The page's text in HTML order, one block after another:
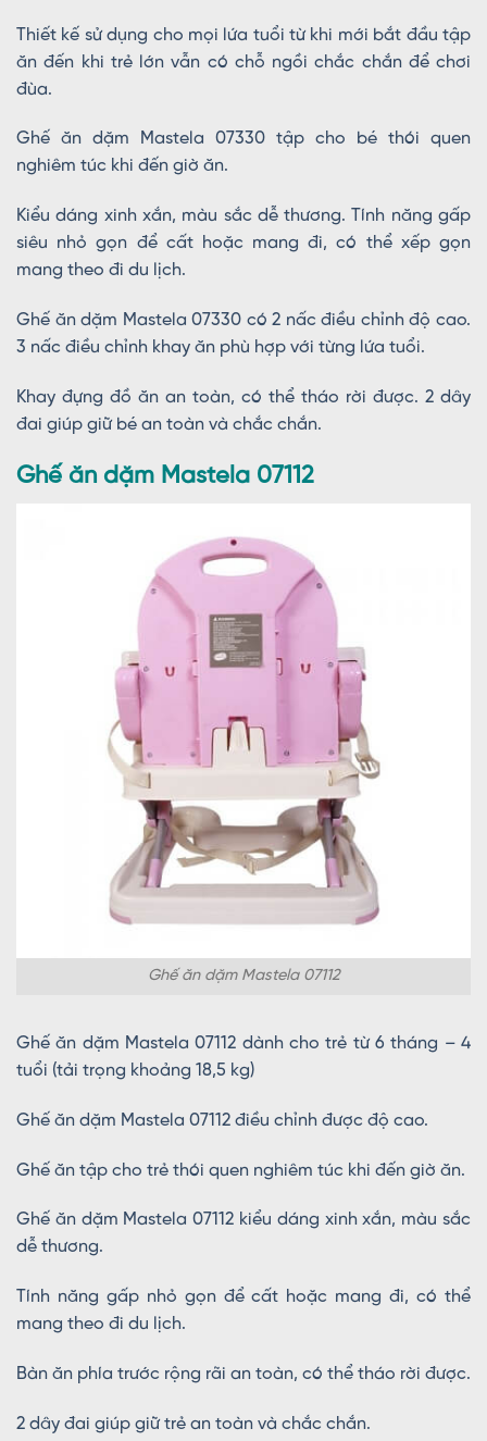
Thiết kế sử dụng cho mọi lứa tuổi từ khi mới bắt đầu tập
ăn đến khi trẻ lớn vẫn có chỗ ngồi chắc chắn để chơi
đùa.
Ghế ăn dặm Mastela 07330 tập cho bé thói quen
nghiêm túc khi đến giờ ăn.
Kiểu dáng xinh xắn, màu sắc dễ thương. Tính năng gấp
siêu nhỏ gọn để cất hoặc mang đi, có thể xếp gọn
mang theo đi du lịch.
Ghế ăn dặm Mastela 07330 có 2 nấc điều chỉnh độ cao.
3 nấc điều chỉnh khay ăn phù hợp với từng lứa tuổi.
Khay đựng đồ ăn an toàn, có thể tháo rời được. 2 dây
đai giúp giữ bé an toàn và chắc chắn.
Ghế ăn dặm Mastela 07112
Ghế ăn dặm Mastela 07112
Ghế ăn dặm Mastela 07112 dành cho trẻ từ 6 tháng – 4
tuổi (tải trọng khoảng 18,5 kg)
Ghế ăn dặm Mastela 07112 điều chỉnh được độ cao.
Ghế ăn tập cho trẻ thói quen nghiêm túc khi đến giờ ăn.
Ghế ăn dặm Mastela 07112 kiểu dáng xinh xắn, màu sắc
dễ thương.
Tính năng gấp nhỏ gọn để cất hoặc mang đi, có thể
mang theo đi du lịch.
Bàn ăn phía trước rộng rãi an toàn, có thể tháo rời được.
2 dây đai giúp giữ trẻ an toàn và chắc chắn.